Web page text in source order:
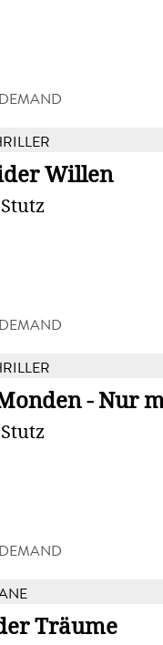
Willen
- Nur
Träume